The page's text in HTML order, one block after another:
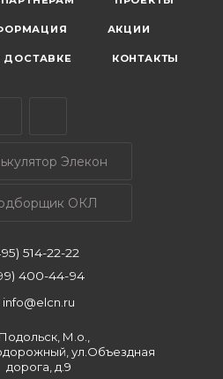
АКЦИИ
ДОСТАВКЕ КОНТАКТЫ
Элекон
ОКЛ
514-22-22
400-44-94
info@elcn.ru
Подольск, М.о.,
ул.Объездная
дорога, д.9